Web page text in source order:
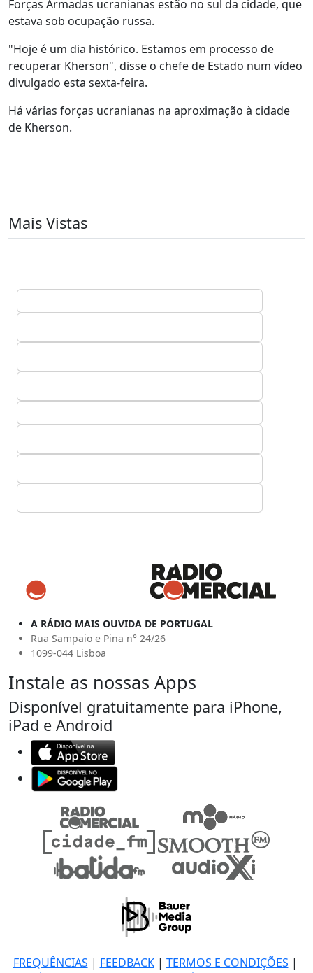
Forças Armadas ucranianas estão no sul da cidade, que
estava sob ocupação russa.
"Hoje é um dia histórico. Estamos em processo de
recuperar Kherson", disse o chefe de Estado num vídeo
divulgado esta sexta-feira.
Há várias forças ucranianas na aproximação à cidade
de Kherson.
Mais Vistas
A RÁDIO MAIS OUVIDA DE PORTUGAL
Rua Sampaio e Pina n° 24/26
1099-044 Lisboa
Instale as nossas Apps
Disponível gratuitamente para iPhone,
iPad e Android
FREQUÊNCIAS | FEEDBACK| TERMOS E CONDIÇÕES |